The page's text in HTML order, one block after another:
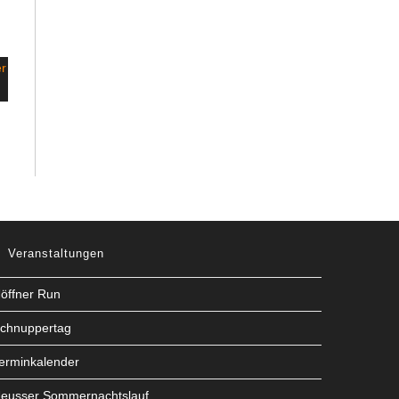
Veranstaltungen
Run
Sommernachtslauf